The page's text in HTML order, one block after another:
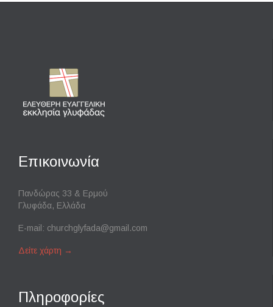
Επικοινωνία
Πανδώρας 33 & Ερμού
Γλυφάδα, Ελλάδα
E-mail: churchglyfada@gmail.com
Δείτε χάρτη →
Πληροφορίες